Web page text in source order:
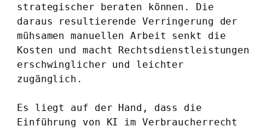
strategischer beraten können. Die
daraus resultierende Verringerung der
mühsamen manuellen Arbeit senkt die
Kosten und macht Rechtsdienstleistungen
erschwinglicher und leichter
zugänglich.
Es liegt auf der Hand, dass die
Einführung von KI im Verbraucherrecht